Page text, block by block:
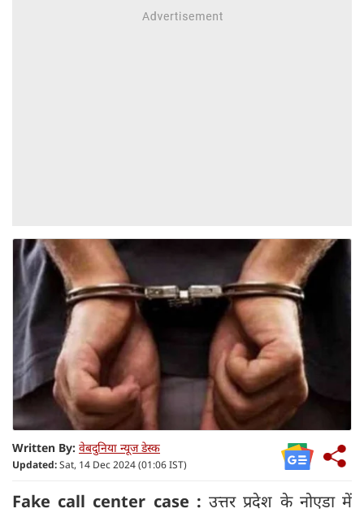
Written By: वेबदुनिया न्यूज डेस्क
Updated:Sat, 14 Dec 2024 (01:06 IST)
Fake call center case :उत्तर प्रदेश के नोएडा में